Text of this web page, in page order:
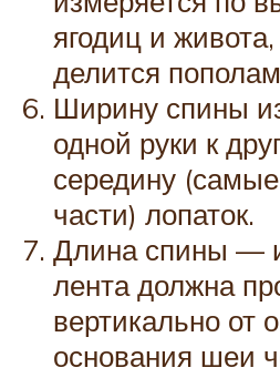
ягодиц и
делится
Ширину спины
одной руки к
середину
части) лопаток.
Длина спины —
лента должна
вертикально от
основания шеи